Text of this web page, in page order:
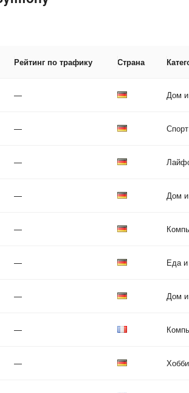
Рейтинг по трафику Страна
— Дом
— Спорт
—
— Дом
—
— Еда и
— Дом
—
—